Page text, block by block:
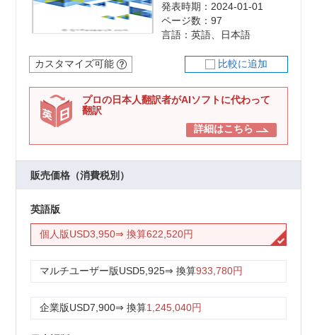
発表時期：2024-01-01
ページ数：97
言語：英語、日本語
カスタマイズ可能 比較に追加
プロの日本人翻訳者がAIソフトに代わって
翻訳
詳細はこちら
販売価格（消費税別）
英語版
個人版USD3,950⇒ 換算622,520円
マルチユーザー版USD5,925⇒ 換算933,780円
企業版USD7,900⇒ 換算1,245,040円